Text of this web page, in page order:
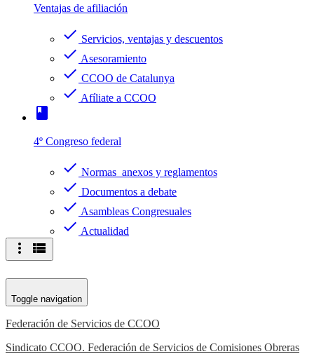
Ventajas de afiliación
check Servicios, ventajas y descuentos
check Asesoramiento
check CCOO de Catalunya
check Afíliate a CCOO
book
4º Congreso federal
check Normas anexos y reglamentos
check Documentos a debate
check Asambleas Congresuales
check Actualidad
more_vert view_list
Toggle navigation
Federación de Servicios de CCOO
Sindicato CCOO. Federación de Servicios de Comisiones Obreras